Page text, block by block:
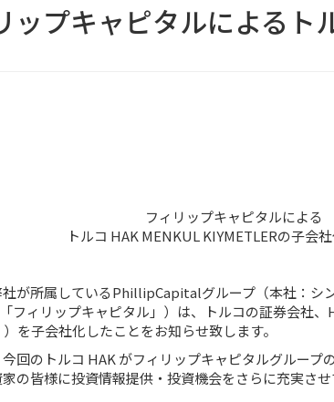
ップキャピタルによるト
フィリップキャピタルによる
トルコ HAK MENKUL KIYMETLERの子会
社が所属しているPhillipCapitalグループ（本社：シ
フィリップキャピタル」）は、トルコの証券会社、
を子会社化したことをお知らせ致します。
回のトルコ HAK がフィリップキャピタルグループ
の皆様に投資情報提供・投資機会をさらに充実させ